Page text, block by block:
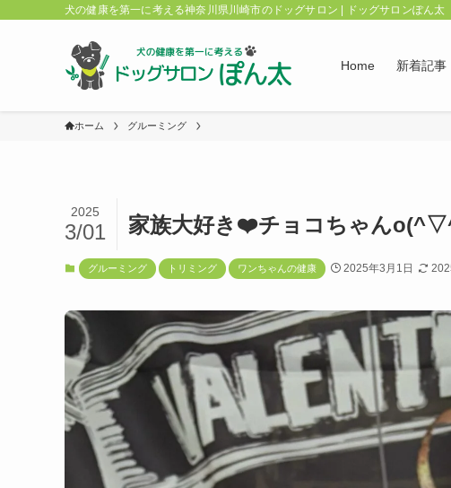
犬の健康を第一に考える神奈川県川崎市のドッグサロン | ドッグサロンぽん太
Home 新着記事
ホーム グルーミング
家族大好き❤️チョコちゃん
2025
3/01
グルーミング トリミング ワンちゃんの健康 2025年3月1日